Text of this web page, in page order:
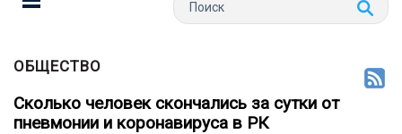
ОБЩЕСТВО
Сколько человек скончались за сутки от
пневмонии и коронавируса в РК